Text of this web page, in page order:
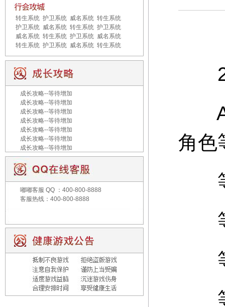
转生系统 护卫系统 威名系统 转生系统
护卫系统 威名系统 转生系统 护卫系统
威名系统 转生系统 护卫系统 威名系统
转生系统 护卫系统 威名系统 转生系统
成长攻略--等待增加
成长攻略--等待增加
成长攻略--等待增加
成长攻略--等待增加
成长攻略--等待增加
成长攻略--等待增加
成长攻略--等待增加
嘟嘟客服 QQ ：400-800-8888
客服热线：400-800-8888
2
A
角色
等
等
等
等